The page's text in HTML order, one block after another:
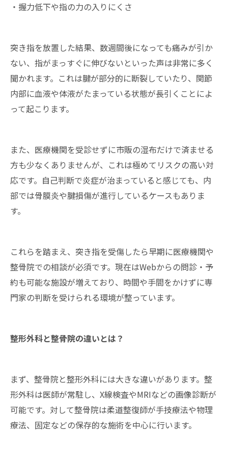
・握力低下や指の力の入りにくさ
突き指を放置した結果、数週間後になっても痛みが引か
ない、指がまっすぐに伸びないといった声は非常に多く
聞かれます。これは腱が部分的に断裂していたり、関節
内部に血液や体液がたまっている状態が長引くことによ
って起こります。
また、医療機関を受診せずに市販の湿布だけで済ませる
方も少なくありませんが、これは極めてリスクの高い対
応です。自己判断で炎症が治まっていると感じても、内
部では骨膜炎や腱損傷が進行しているケースもありま
す。
これらを踏まえ、突き指を受傷したら早期に医療機関や
整骨院での相談が必須です。現在はWebからの問診・予
約も可能な施設が増えており、時間や手間をかけずに専
門家の判断を受けられる環境が整っています。
整形外科と整骨院の違いとは？
まず、整骨院と整形外科には大きな違いがあります。整
形外科は医師が常駐し、X線検査やMRIなどの画像診断が
可能です。対して整骨院は柔道整復師が手技療法や物理
療法、固定などの保存的な施術を中心に行います。